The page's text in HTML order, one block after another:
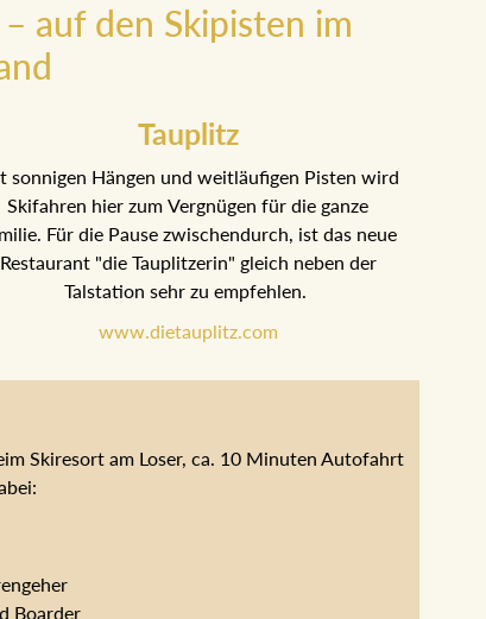
auf den Skipisten im
Tauplitz
sonnigen Hängen und weitläufigen Pisten wird
Skifahren hier zum Vergnügen für die ganze
Für die Pause zwischendurch, ist das neue
Restaurant "die Tauplitzerin" gleich neben der
Talstation sehr zu empfehlen.
www.dietauplitz.com
Skiresort am Loser, ca. 10 Minuten Autofahrt
Boarder